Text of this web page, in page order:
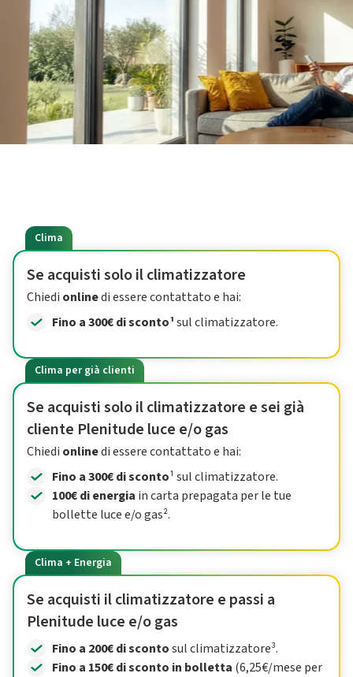
Clima
Se acquisti solo il climatizzatore
Chiedi onlinedi essere contattato e hai:
Fino a 300€ di sconto¹sul climatizzatore.
Clima per già clienti
Se acquisti solo il climatizzatore e sei già
cliente Plenitude luce e/o gas
Chiedi onlinedi essere contattato e hai:
Fino a 300€ di sconto¹ sul climatizzatore.
100€ di energia in carta prepagata per le tue
bollette luce e/o gas².
Clima + Energia
Se acquisti il climatizzatore e passi a
Plenitude luce e/o gas
Fino a 200€ di scontosul climatizzatore³.
Fino a 150€ di sconto in bolletta (6,25€/mese per